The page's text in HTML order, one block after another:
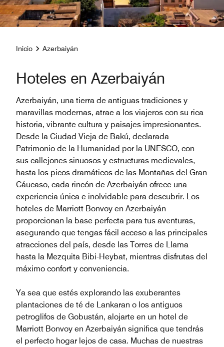
Inicio Azerbaiyán
Hoteles en Azerbaiyán
Azerbaiyán, una tierra de antiguas tradiciones y
maravillas modernas, atrae a los viajeros con su rica
historia, vibrante cultura y paisajes impresionantes.
Desde la Ciudad Vieja de Bakú, declarada
Patrimonio de la Humanidad por la UNESCO, con
sus callejones sinuosos y estructuras medievales,
hasta los picos dramáticos de las Montañas del Gran
Cáucaso, cada rincón de Azerbaiyán ofrece una
experiencia única e inolvidable para descubrir. Los
hoteles de Marriott Bonvoy en Azerbaiyán
proporcionan la base perfecta para tus aventuras,
asegurando que tengas fácil acceso a las principales
atracciones del país, desde las Torres de Llama
hasta la Mezquita Bibi-Heybat, mientras disfrutas del
máximo confort y conveniencia.
Ya sea que estés explorando las exuberantes
plantaciones de té de Lankaran o los antiguos
petroglifos de Gobustán, alojarte en un hotel de
Marriott Bonvoy en Azerbaiyán significa que tendrás
el perfecto hogar lejos de casa. Muchas de nuestras